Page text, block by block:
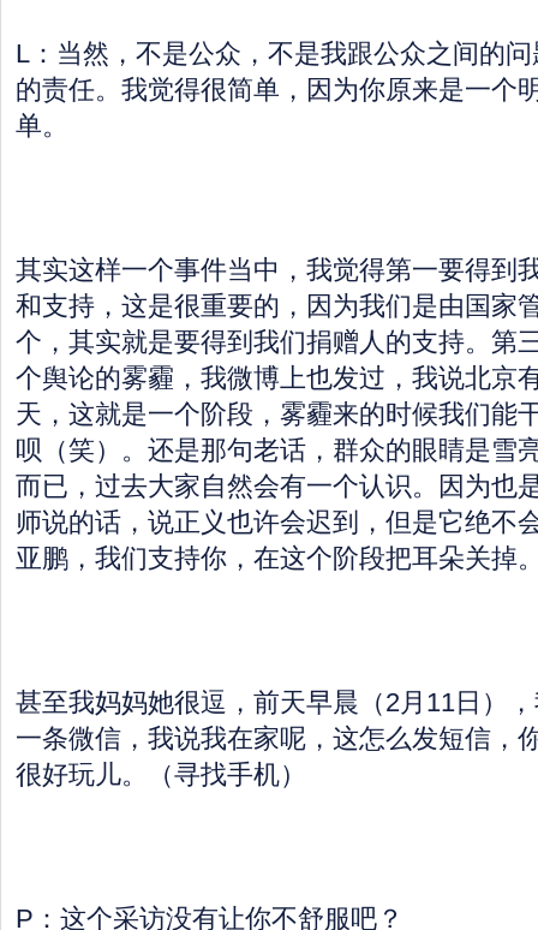
L：当然，不是公众，不是我跟公众之间的
的责任。我觉得很简单，因为你原来是一个
单。
其实这样一个事件当中，我觉得第一要得到
和支持，这是很重要的，因为我们是由国家
个，其实就是要得到我们捐赠人的支持。第
个舆论的雾霾，我微博上也发过，我说北京
天，这就是一个阶段，雾霾来的时候我们能
呗（笑）。还是那句老话，群众的眼睛是雪
而已，过去大家自然会有一个认识。因为也
师说的话，说正义也许会迟到，但是它绝不
亚鹏，我们支持你，在这个阶段把耳朵关掉
甚至我妈妈她很逗，前天早晨（2月11日）
一条微信，我说我在家呢，这怎么发短信，
很好玩儿。（寻找手机）
P：这个采访没有让你不舒服吧？